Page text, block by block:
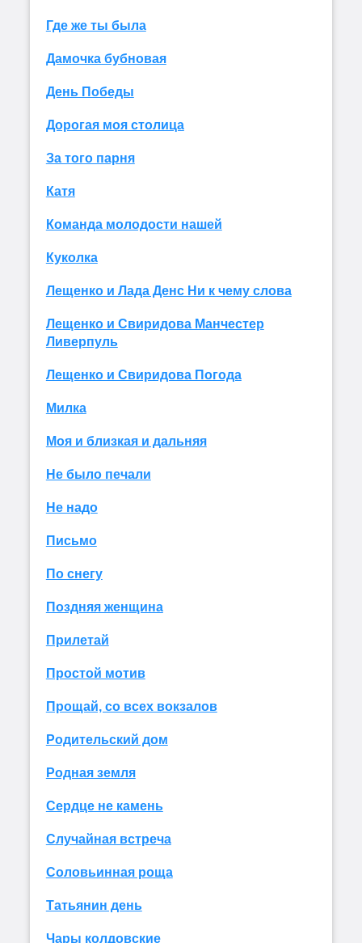
Где же ты была
Дамочка бубновая
День Победы
Дорогая моя столица
За того парня
Катя
Команда молодости нашей
Куколка
Лещенко и Лада Денс Ни к чему слова
Лещенко и Свиридова Манчестер
Ливерпуль
Лещенко и Свиридова Погода
Милка
Моя и близкая и дальняя
Не было печали
Не надо
Письмо
По снегу
Поздняя женщина
Прилетай
Простой мотив
Прощай, со всех вокзалов
Родительский дом
Родная земля
Сердце не камень
Случайная встреча
Соловьинная роща
Татьянин день
Чары колдовские